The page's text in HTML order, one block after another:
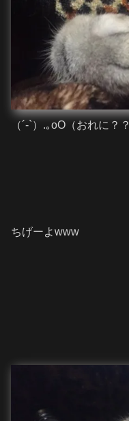
（´-`）.｡oO（おれに？？
ちげーよwww